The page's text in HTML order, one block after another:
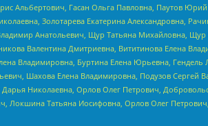
Альбертович, Гасан Ольга Павловна, Паутов
Золотарева Екатерина Александровна,
Анатольевич, Щур Татьяна Михайловна,
Валентина Дмитриевна, Вититинова Елена
Владимировна, Буртина Елена Юрьевна,
Шахова Елена Владимировна, Подузов Сергей
Николаевна, Орлов Олег Петрович,
Локшина Татьяна Иосифовна, Орлов Олег